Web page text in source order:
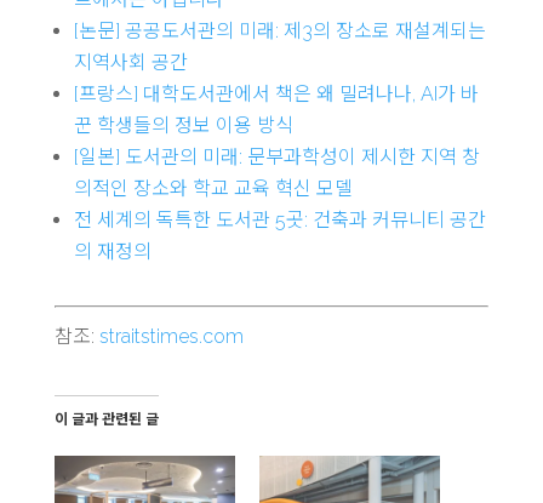
[논문] 공공도서관의 미래: 제3의 장소로 재설계되는
지역사회 공간
[프랑스] 대학도서관에서 책은 왜 밀려나나, AI가 바
꾼 학생들의 정보 이용 방식
[일본] 도서관의 미래: 문부과학성이 제시한 지역 창
의적인 장소와 학교 교육 혁신 모델
전 세계의 독특한 도서관 5곳: 건축과 커뮤니티 공간
의 재정의
참조: straitstimes.com
이 글과 관련된 글